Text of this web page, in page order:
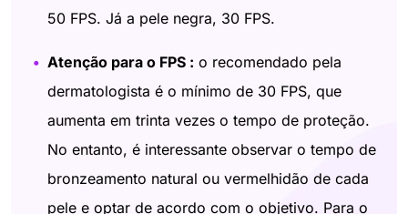
50 FPS. Já a pele negra, 30 FPS.
Atenção para o FPS : o recomendado pela
dermatologista é o mínimo de 30 FPS, que
aumenta em trinta vezes o tempo de proteção.
No entanto, é interessante observar o tempo de
bronzeamento natural ou vermelhidão de cada
pele e optar de acordo com o objetivo. Para o